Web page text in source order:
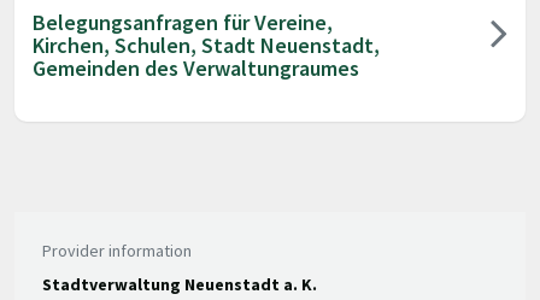
Belegungsanfragen für Vereine,
Kirchen, Schulen, Stadt Neuenstadt,
Gemeinden des Verwaltungraumes
Provider information
Stadtverwaltung Neuenstadt a. K.